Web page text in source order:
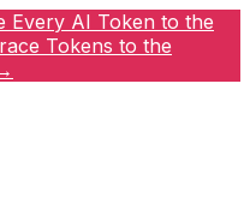
AI Token to the
Tokens to the